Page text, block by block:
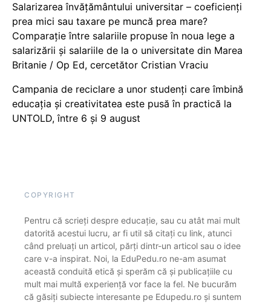
Salarizarea învățământului universitar – coeficienți
prea mici sau taxare pe muncă prea mare?
Comparație între salariile propuse în noua lege a
salarizării și salariile de la o universitate din Marea
Britanie / Op Ed, cercetător Cristian Vraciu
Campania de reciclare a unor studenți care îmbină
educația și creativitatea este pusă în practică la
UNTOLD, între 6 și 9 august
COPYRIGHT
Pentru că scrieți despre educație, sau cu atât mai mult
datorită acestui lucru, ar fi util să citați cu link, atunci
când preluați un articol, părți dintr-un articol sau o idee
care v-a inspirat. Noi, la EduPedu.ro ne-am asumat
această conduită etică și sperăm că și publicațiile cu
mult mai multă experiență vor face la fel. Ne bucurăm
că găsiți subiecte interesante pe Edupedu.ro și suntem